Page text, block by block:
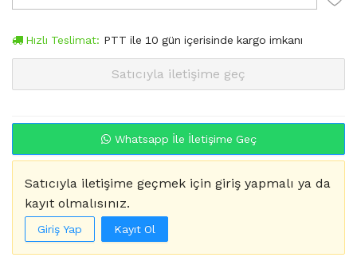
Hızlı Teslimat: PTT ile 10 gün içerisinde kargo imkanı
Satıcıyla iletişime geç
Whatsapp İle İletişime Geç
Satıcıyla iletişime geçmek için giriş yapmalı ya da
kayıt olmalısınız.
Giriş Yap Kayıt Ol